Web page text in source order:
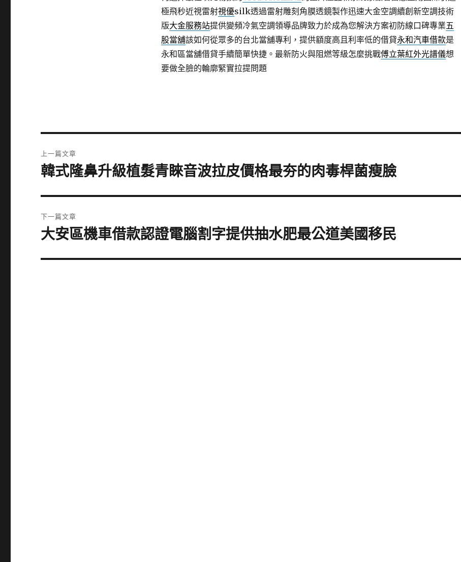
極飛秒近視雷射視優silk透過雷射雕刻角膜透鏡製作迅速大金空調續創新空調技術
版大金服務站提供變頻冷氣空調領導品牌致力於成為您解決方案初防線口碑專業五
股當舖該如何從眾多的台北當舖專利，提供額度高且利率低的借貸永和汽車借款是
永和區當舖借貸手續簡單快捷。最新防火與阻燃等級怎麼挑戰傅立葉紅外光譜儀想
要做全臉的輪廓緊實拉提問題
章
上一篇文章
上
篇
文
章:
韓式隆鼻升級植髮青睞音波拉皮價格最夯的肉毒桿菌瘦臉
下一篇文章
下
篇
大安區機車借款認證電腦割字提供抽水肥最公道美國移民